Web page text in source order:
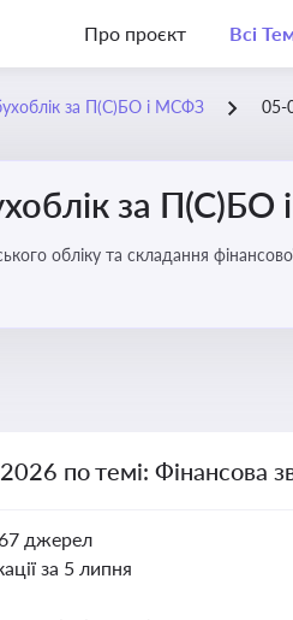
Про проєкт Всі
за П(С)БО і МСФЗ 05-
за
обліку та складання
по темі: Фінансова
джерел
за 5 липня